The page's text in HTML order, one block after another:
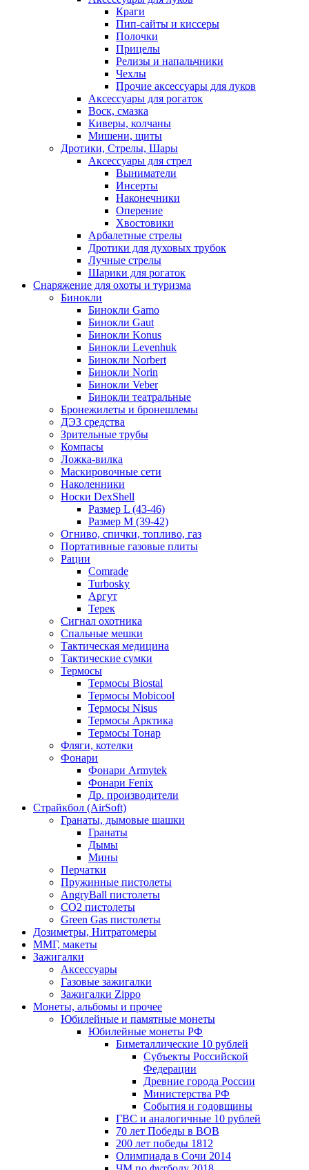
Краги
Пип-сайты и киссеры
Полочки
Прицелы
Релизы и напальчники
Чехлы
Прочие аксессуары для луков
Аксессуары для рогаток
Воск, смазка
Киверы, колчаны
Мишени, щиты
Дротики, Стрелы, Шары
Аксессуары для стрел
Выниматели
Инсерты
Наконечники
Оперение
Хвостовики
Арбалетные стрелы
Дротики для духовых трубок
Лучные стрелы
Шарики для рогаток
Снаряжение для охоты и туризма
Бинокли
Бинокли Gamo
Бинокли Gaut
Бинокли Konus
Бинокли Levenhuk
Бинокли Norbert
Бинокли Norin
Бинокли Veber
Бинокли театральные
Бронежилеты и бронешлемы
ДЭЗ средства
Зрительные трубы
Компасы
Ложка-вилка
Маскировочные сети
Наколенники
Носки DexShell
Размер L (43-46)
Размер M (39-42)
Огниво, спички, топливо, газ
Портативные газовые плиты
Рации
Comrade
Turbosky
Аргут
Терек
Сигнал охотника
Спальные мешки
Тактическая медицина
Тактические сумки
Термосы
Термосы Biostal
Термосы Mobicool
Термосы Nisus
Термосы Арктика
Термосы Тонар
Фляги, котелки
Фонари
Фонари Armytek
Фонари Fenix
Др. производители
Страйкбол (AirSoft)
Гранаты, дымовые шашки
Гранаты
Дымы
Мины
Перчатки
Пружинные пистолеты
AngryBall пистолеты
CO2 пистолеты
Green Gas пистолеты
Дозиметры, Нитратомеры
ММГ, макеты
Зажигалки
Аксессуары
Газовые зажигалки
Зажигалки Zippo
Монеты, альбомы и прочее
Юбилейные и памятные монеты
Юбилейные монеты РФ
Биметаллические 10 рублей
Субъекты Российской
Федерации
Древние города России
Министерства РФ
События и годовщины
ГВС и аналогичные 10 рублей
70 лет Победы в ВОВ
200 лет победы 1812
Олимпиада в Сочи 2014